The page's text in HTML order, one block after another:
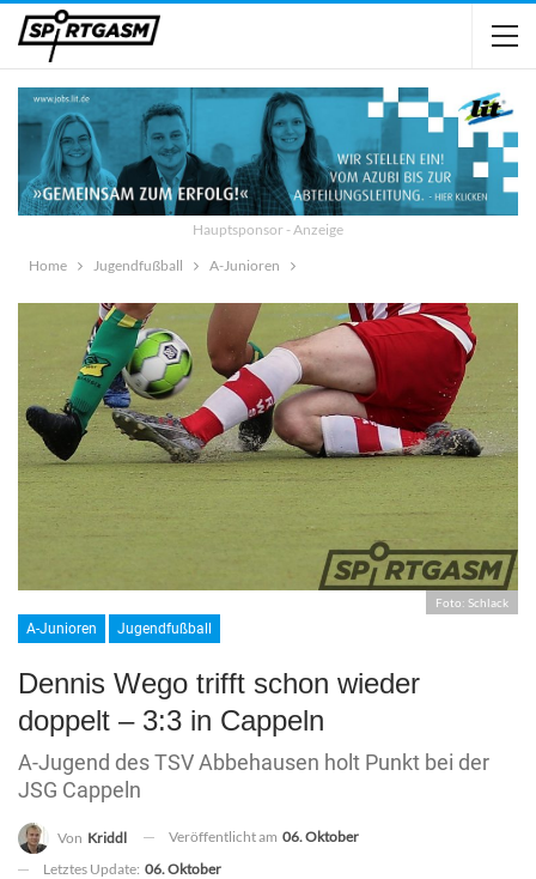
Hauptsponsor - Anzeige
Home
Jugendfußball A-Junioren
Foto: Schlack
A-Junioren Jugendfußball
Dennis Wego trifft schon wieder
doppelt – 3:3 in Cappeln
A-Jugend des TSV Abbehausen holt Punkt bei der
JSG Cappeln
Von Kriddl Veröffentlicht am 06. Oktober
Letztes Update: 06. Oktober